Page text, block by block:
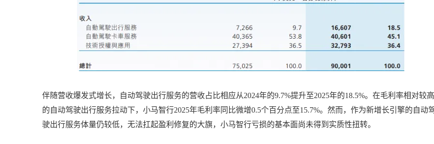
伴随营收爆发式增长，自动驾驶出行服务的营收占比相应从2024年的9.7%提升至2025年的18.5%。在毛利率相对较高
的自动驾驶出行服务拉动下，小马智行2025年毛利率同比微增0.5个百分点至15.7%。然而，作为新增长引擎的自动
驶出行服务体量仍较低，无法扛起盈利修复的大旗，小马智行亏损的基本面尚未得到实质性扭转。